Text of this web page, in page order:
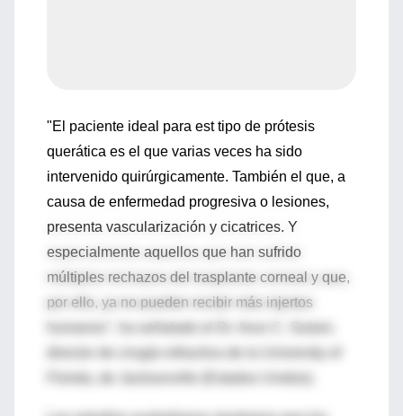
"El paciente ideal para est tipo de prótesis
querática es el que varias veces ha sido
intervenido quirúrgicamente. También el que, a
causa de enfermedad progresiva o lesiones,
presenta vascularización y cicatrices. Y
especialmente aquellos que han sufrido
múltiples rechazos del trasplante corneal y que,
por ello, ya no pueden recibir más injertos
director de cirugía refractiva de la University of